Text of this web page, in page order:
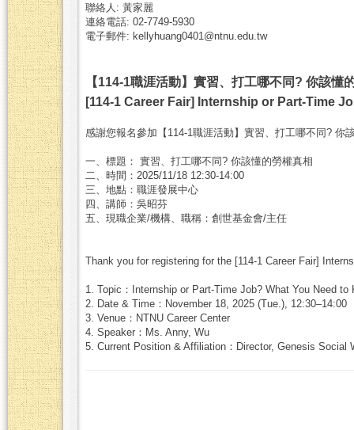
聯絡人: 黃家麗
連絡電話: 02-7749-5930
電子郵件: kellyhuang0401@ntnu.edu.tw
【114-1職涯活動】實習、打工哪不同? 你該懂
[114-1 Career Fair] Internship or Part-Time
感謝您報名參加【114-1職涯活動】實習、打工哪不同? 你
一、標題： 實習、打工哪不同? 你該懂的勞權真相
二、時間：2025/11/18 12:30-14:00
三、地點：職涯發展中心
四、講師：吳昭芬
五、現職企業/機構、職稱：創世基金會/主任
Thank you for registering for the [114-1 Career Fair]
1. Topic：Internship or Part-Time Job? What You Need to
2. Date & Time：November 18, 2025 (Tue.), 12:30–14:00
3. Venue：NTNU Career Center
4. Speaker：Ms. Anny, Wu
5. Current Position & Affiliation：Director, Genesis Social